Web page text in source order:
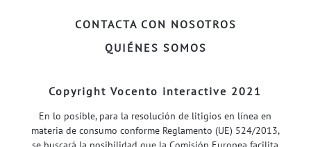
CONTACTA CON NOSOTROS
QUIÉNES SOMOS
Copyright Vocento interactive 2021
En lo posible, para la resolución de litigios en línea en
materia de consumo conforme Reglamento (UE) 524/2013,